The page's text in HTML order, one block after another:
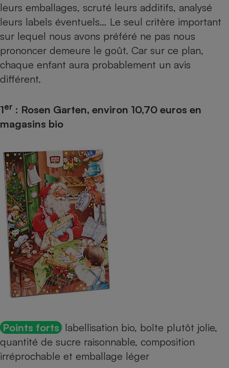
leurs emballages, scruté leurs additifs, analysé
leurs labels éventuels… Le seul critère important
sur lequel nous avons préféré ne pas nous
prononcer demeure le goût. Car sur ce plan,
chaque enfant aura probablement un avis
différent.
1er : Rosen Garten, environ 10,70 euros en
magasins bio
Points forts labellisation bio, boîte plutôt jolie,
quantité de sucre raisonnable, composition
irréprochable et emballage léger
Cafetière à expressos